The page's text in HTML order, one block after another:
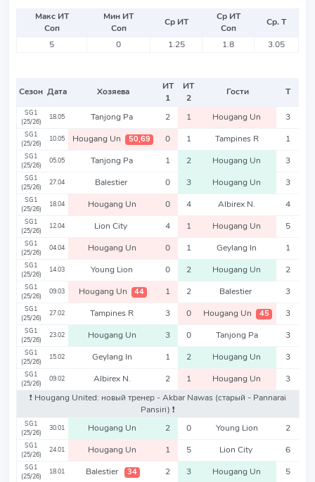
Макс ИТ
Соп
Мин ИТ
Соп
Ср ИТ
Ср ИТ
Соп
Ср. Т
5
0 1.25 1.8 3.05
Сезон Дата Хозяева
ИТ
1
ИТ
2
Гости Т
SG1
(25/26)
18.05 Tanjong Pa 2 1 Hougang Un 3
SG1
(25/26)
10.05 Hougang Un 50,69 0 1 Tampines R 1
SG1
(25/26)
05.05 Tanjong Pa 1 2 Hougang Un 3
SG1
(25/26)
27.04 Balestier 0 3 Hougang Un 3
SG1
(25/26)
18.04 Hougang Un 0 4 Albirex N. 4
SG1
(25/26)
12.04 Lion City 4 1 Hougang Un 5
SG1
(25/26)
04.04 Hougang Un 0 1 Geylang In 1
SG1
(25/26)
14.03 Young Lion 0 2 Hougang Un 2
SG1
(25/26)
09.03 Hougang Un 44 1 2 Balestier 3
SG1
(25/26)
27.02 Tampines R 3 0 Hougang Un 45 3
SG1
(25/26)
23.02 Hougang Un 3 0 Tanjong Pa 3
SG1
(25/26)
15.02 Geylang In 1 2 Hougang Un 3
SG1
(25/26)
09.02 Albirex N. 2 1 Hougang Un
3
❗️ Hougang United: новый тренер - Akbar Nawas (старый - Pannarai
Pansiri) ❗️
SG1
(25/26)
30.01 Hougang Un 2 0 Young Lion 2
SG1
(25/26)
24.01 Hougang Un 1 5 Lion City 6
SG1
(25/26)
18.01 Balestier 34 2 3 Hougang Un
5